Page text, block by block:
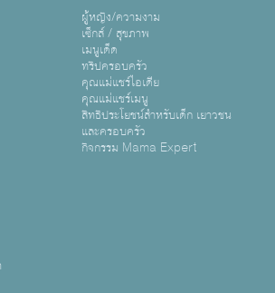
ผู้หญิง/ความงาม
เซ็กส์ / สุขภาพ
เมนูเด็ด
ทริปครอบครัว
คุณแม่แชร์ไอเดีย
คุณแม่แชร์เมนู
สิทธิประโยชน์สำหรับเด็ก เยาวชน
และครอบครัว
กิจกรรม Mama Expert